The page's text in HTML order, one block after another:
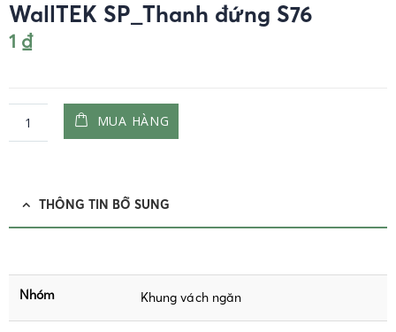
WallTEK SP_Thanh đứng S76
1 ₫
MUA HÀNG
THÔNG TIN BỔ SUNG
Nhóm Khung vách ngăn